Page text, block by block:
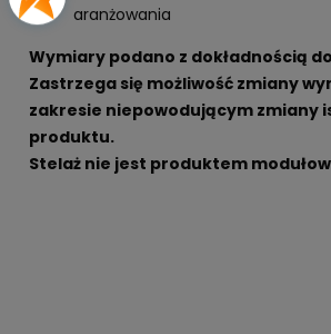
aranżowania
Wymiary podano z dokładnością do
Zastrzega się możliwość zmiany
zakresie niepowodującym zmiany
produktu.
Stelaż nie jest produktem